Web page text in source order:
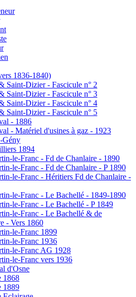
1836-1840)
Saint-Dizier - Fascicule n° 2
Saint-Dizier - Fascicule n° 3
Saint-Dizier - Fascicule n° 4
Saint-Dizier - Fascicule n° 5
- 1886
- Matériel d'usines à gaz - 1923
Gény
1894
le-Franc - Fd de Chanlaire - 1890
le-Franc - Fd de Chanlaire - P 1890
le-Franc - Héritiers Fd de Chanlaire -
le-Franc - Le Bachellé - 1849-1890
le-Franc - Le Bachellé - P 1849
le-Franc - Le Bachellé & de
- Vers 1860
le-Franc 1899
le-Franc 1936
le-Franc AG 1928
le-Franc vers 1936
d'Osne
1868
1889